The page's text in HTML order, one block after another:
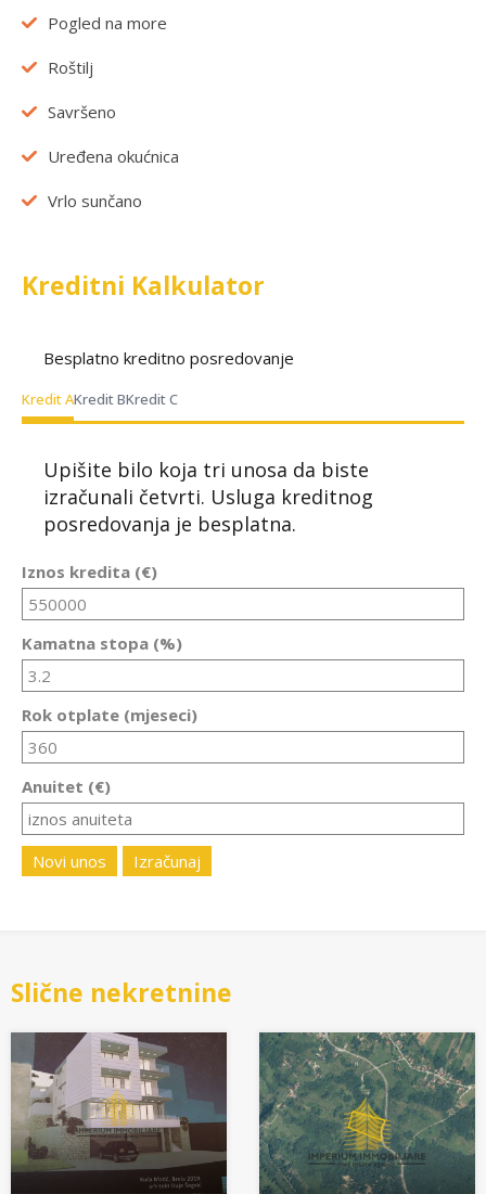
Pogled na more
Roštilj
Savršeno
Uređena okućnica
Vrlo sunčano
Kreditni Kalkulator
Besplatno kreditno posredovanje
Kredit AKredit BKredit C
Upišite bilo koja tri unosa da biste
izračunali četvrti. Usluga kreditnog
posredovanja je besplatna.
Iznos kredita (€)
Kamatna stopa (%)
Rok otplate (mjeseci)
Anuitet (€)
Novi unos Izračunaj
Slične nekretnine